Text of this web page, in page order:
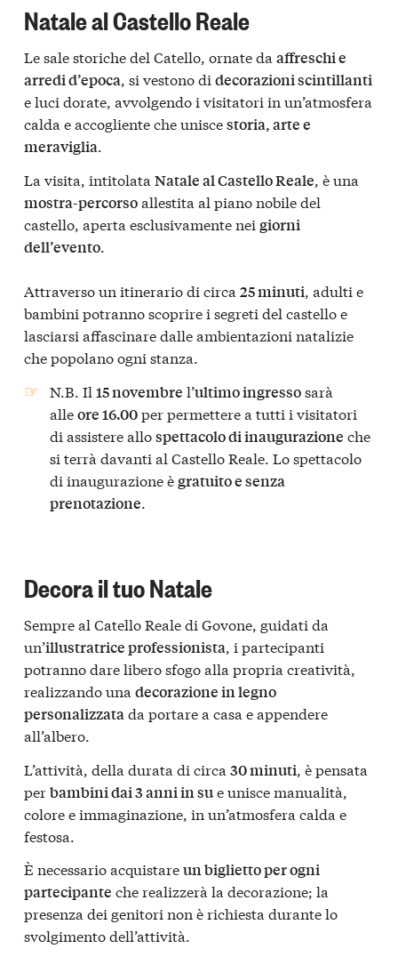
Natale al Castello Reale
Le sale storiche del Catello, ornate da affreschi e
arredi d’epoca, si vestono di decorazioni scintillanti
e luci dorate, avvolgendo i visitatori in un’atmosfera
calda e accogliente che uniscestoria, arte e
meraviglia.
La visita, intitolata Natale al Castello Reale, è una
mostra-percorsoallestita al piano nobile del
castello, aperta esclusivamente nei giorni
dell’evento.
Attraverso un itinerario di circa 25 minuti, adulti e
bambini potranno scoprire i segreti del castello e
lasciarsi affascinare dalle ambientazioni natalizie
che popolano ogni stanza.
N.B. Il15 novembre l’ultimo ingressosarà
alleore 16.00per permettere a tutti i visitatori
di assistere allospettacolo di inaugurazione che
si terrà davanti al Castello Reale. Lo spettacolo
di inaugurazione ègratuito e senza
prenotazione
Decora il tuo Natale
Sempre al Catello Reale di Govone, guidati da
un’illustratrice professionista, i partecipanti
potranno dare libero sfogo alla propria creatività,
realizzando una decorazione in legno
personalizzatada portare a casa e appendere
all’albero.
L’attività, della durata di circa 30 minuti, è pensata
perbambini dai 3 anni in sue unisce manualità,
colore e immaginazione, in un’atmosfera calda e
festosa.
È necessario acquistareun biglietto per ogni
partecipante che realizzerà la decorazione; la
presenza dei genitori non è richiesta durante lo
svolgimento dell’attività.